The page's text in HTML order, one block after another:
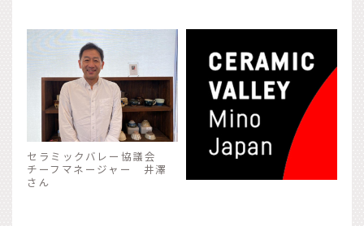
セラミックバレー協議会
チーフマネージャー 井澤
さん